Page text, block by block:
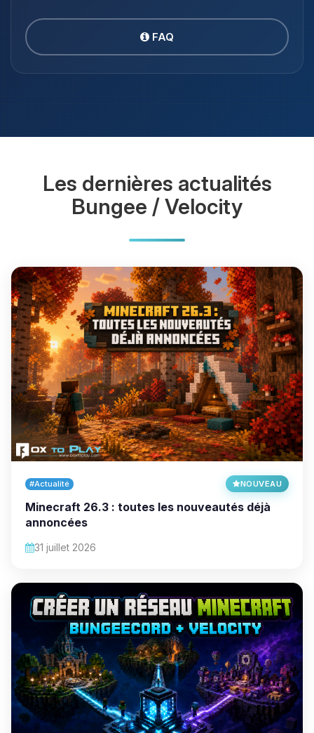
FAQ
Les dernières actualités
Bungee / Velocity
#Actualité NOUVEAU
Minecraft 26.3 : toutes les nouveautés déjà
annoncées
31 juillet 2026